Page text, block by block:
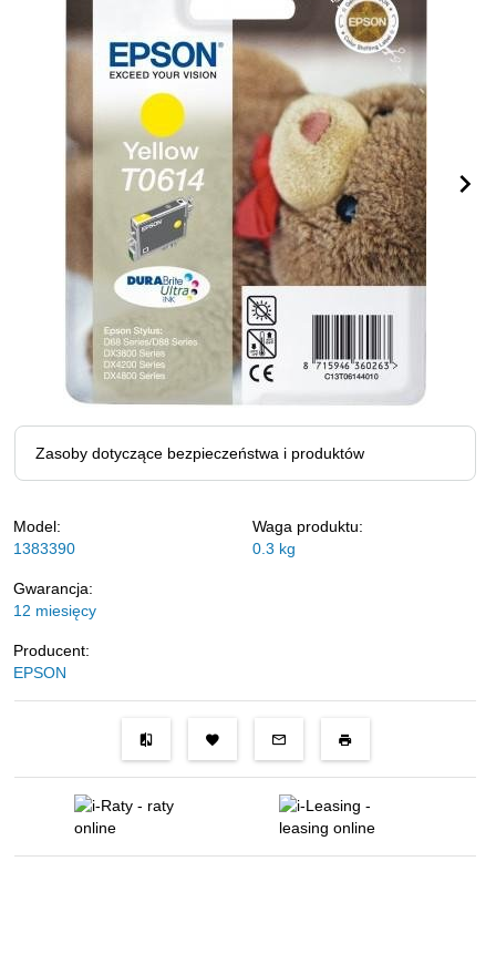
Zasoby dotyczące bezpieczeństwa i produktów
Model:
1383390
Waga produktu:
0.3 kg
Gwarancja:
12 miesięcy
Producent:
EPSON